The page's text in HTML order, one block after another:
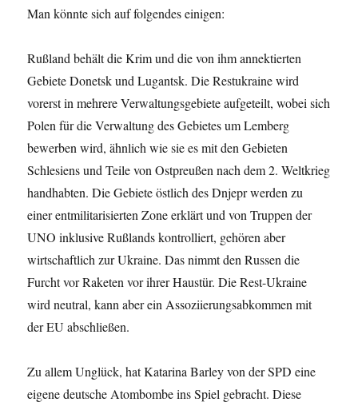
Man könnte sich auf folgendes einigen:
Rußland behält die Krim und die von ihm annektierten
Gebiete Donetsk und Lugantsk. Die Restukraine wird
vorerst in mehrere Verwaltungsgebiete aufgeteilt, wobei sich
Polen für die Verwaltung des Gebietes um Lemberg
bewerben wird, ähnlich wie sie es mit den Gebieten
Schlesiens und Teile von Ostpreußen nach dem 2. Weltkrieg
handhabten. Die Gebiete östlich des Dnjepr werden zu
einer entmilitarisierten Zone erklärt und von Truppen der
UNO inklusive Rußlands kontrolliert, gehören aber
wirtschaftlich zur Ukraine. Das nimmt den Russen die
Furcht vor Raketen vor ihrer Haustür. Die Rest-Ukraine
wird neutral, kann aber ein Assoziierungsabkommen mit
der EU abschließen.
Zu allem Unglück, hat Katarina Barley von der SPD eine
eigene deutsche Atombombe ins Spiel gebracht. Diese